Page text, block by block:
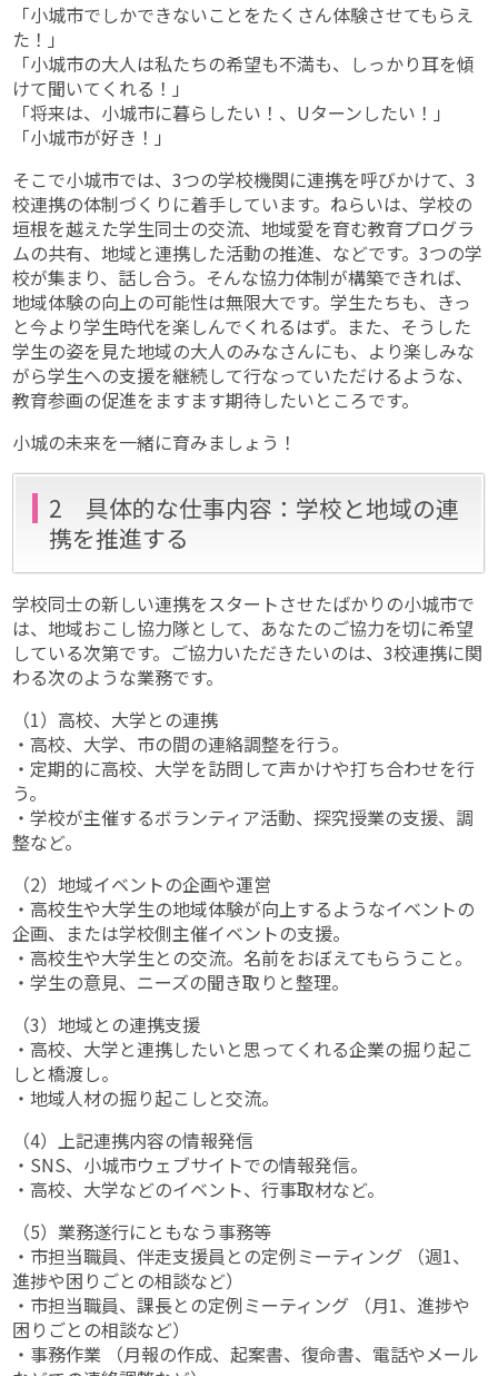
「小城市でしかできないことをたくさん体験させてもらえ
た！」
「小城市の大人は私たちの希望も不満も、しっかり耳を傾
けて聞いてくれる！」
「将来は、小城市に暮らしたい！、Uターンしたい！」
「小城市が好き！」
そこで小城市では、3つの学校機関に連携を呼びかけて、3
校連携の体制づくりに着手しています。ねらいは、学校の
垣根を越えた学生同士の交流、地域愛を育む教育プログラ
ムの共有、地域と連携した活動の推進、などです。3つの学
校が集まり、話し合う。そんな協力体制が構築できれば、
地域体験の向上の可能性は無限大です。学生たちも、きっ
と今より学生時代を楽しんでくれるはず。また、そうした
学生の姿を見た地域の大人のみなさんにも、より楽しみな
がら学生への支援を継続して行なっていただけるような、
教育参画の促進をますます期待したいところです。
小城の未来を一緒に育みましょう！
2 具体的な仕事内容：学校と地域の連
携を推進する
学校同士の新しい連携をスタートさせたばかりの小城市で
は、地域おこし協力隊として、あなたのご協力を切に希望
している次第です。ご協力いただきたいのは、3校連携に関
わる次のような業務です。
（1）高校、大学との連携
・高校、大学、市の間の連絡調整を行う。
・定期的に高校、大学を訪問して声かけや打ち合わせを行
う。
・学校が主催するボランティア活動、探究授業の支援、調
整など。
（2）地域イベントの企画や運営
・高校生や大学生の地域体験が向上するようなイベントの
企画、または学校側主催イベントの支援。
・高校生や大学生との交流。名前をおぼえてもらうこと。
・学生の意見、ニーズの聞き取りと整理。
（3）地域との連携支援
・高校、大学と連携したいと思ってくれる企業の掘り起こ
しと橋渡し。
・地域人材の掘り起こしと交流。
（4）上記連携内容の情報発信
・SNS、小城市ウェブサイトでの情報発信。
・高校、大学などのイベント、行事取材など。
（5）業務遂行にともなう事務等
・市担当職員、伴走支援員との定例ミーティング （週1、
進捗や困りごとの相談など）
・市担当職員、課長との定例ミーティング （月1、進捗や
困りごとの相談など）
・事務作業 （月報の作成、起案書、復命書、電話やメール